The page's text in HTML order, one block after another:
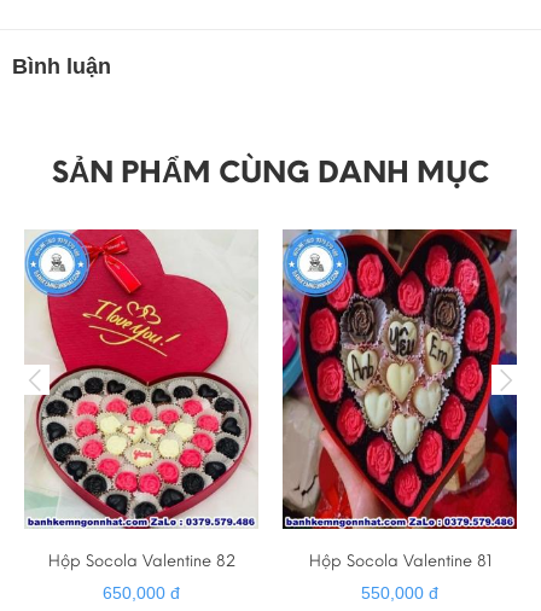
, Momo
➖➖➖➖➖➖➖➖➖➖➖➖➖➖➖➖
☎ HOTLINE - ZALO - VIBER : 0379 579 486
➡️ Website : banhkemngonnhat.com
➡️ Gmail :banhkemhiendai@gmail.com
➡️ Giao hàng tận nơi
➡️ Cảm ơn quý khách đã luôn tin tưởng và hỗ trợ ❤️
Bình luận
SẢN PHẨM CÙNG DANH MỤC
Hộp Socola Valentine 82
650,000 đ
Hộp Socola Valentine 81
550,000 đ